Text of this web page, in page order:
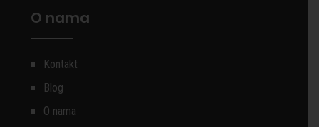
O nama
Kontakt
Blog
O nama